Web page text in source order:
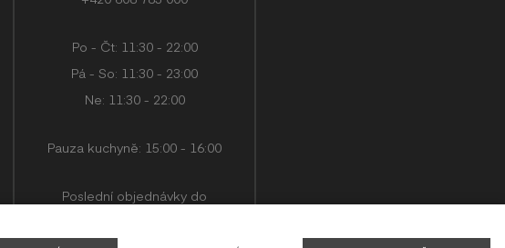
Po - Čt: 11:30 - 22:00
Pá - So: 11:30 - 23:00
Ne: 11:30 - 22:00
Pauza kuchyně: 15:00 - 16:00
Poslední objednávky do